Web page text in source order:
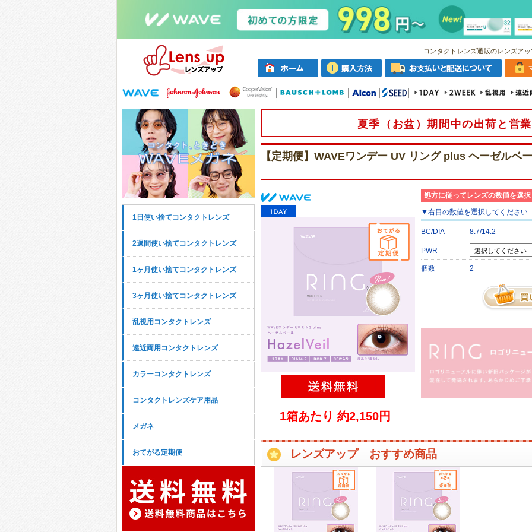
コンタクトレンズ通販のレンズア
1日使い捨てコンタクトレンズ
2週間使い捨てコンタクトレンズ
1ヶ月使い捨てコンタクトレンズ
3ヶ月使い捨てコンタクトレンズ
乱視用コンタクトレンズ
遠近両用コンタクトレンズ
カラーコンタクトレンズ
コンタクトレンズケア用品
メガネ
おてがる定期便
夏季（お盆）期間中の出荷と営
【定期便】WAVEワンデー UV リング plus ヘーゼルベ
1箱あたり 約2,150円
処方に従ってレンズの数値を選
▼右目の数値を選択してください
BC/DIA 8.7/14.2
PWR
個数 2
レンズアップ おすすめ商品